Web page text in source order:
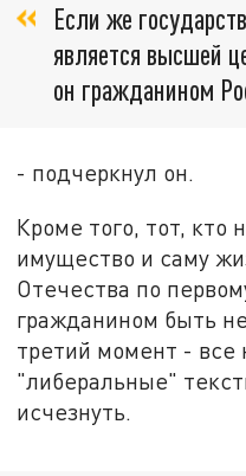
Если же
является высшей
он гражданином
- подчеркнул он.
Кроме того, тот, кто
имущество и саму
Отечества по
гражданином быть
третий момент -
"либеральные"
исчезнуть.